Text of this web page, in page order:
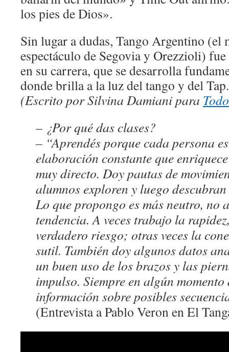
los pies de Dios».
Sin lugar a dudas, Tango Argentino (el
espectáculo de Segovia y Orezzioli)
en su carrera, que se desarrolla
donde brilla a la luz del tango y del
(Escrito por Silvina Damiani para
– ¿Por qué das clases?
– “Aprendés porque cada persona
elaboración constante que
muy directo. Doy pautas de
alumnos exploren y luego
Lo que propongo es más neutro, no
tendencia. A veces trabajo la
verdadero riesgo; otras veces la
sutil. También doy algunos datos
un buen uso de los brazos y las
impulso. Siempre en algún
información sobre posibles
(Entrevista a Pablo Veron en El